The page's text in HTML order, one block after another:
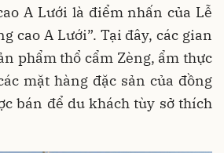
A Lưới là điểm nhấn của Lễ
cao A Lưới”. Tại đây, các gian
phẩm thổ cẩm Zèng, ẩm thực
mặt hàng đặc sản của đồng
bán để du khách tùy sở thích